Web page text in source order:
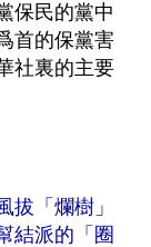
保民的黨中
首的保黨害
社裏的主要
拔「爛樹」
結派的「圈